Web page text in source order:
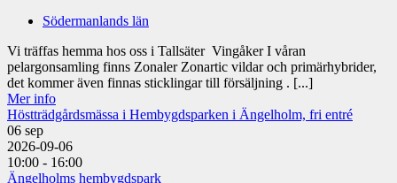
Södermanlands län
Vi träffas hemma hos oss i Tallsäter Vingåker I våran
pelargonsamling finns Zonaler Zonartic vildar och primärhybrider,
det kommer även finnas sticklingar till försäljning . [...]
Mer info
Höstträdgårdsmässa i Hembygdsparken i Ängelholm, fri entré
06 sep
2026-09-06
10:00 - 16:00
Ängelholms hembygdspark